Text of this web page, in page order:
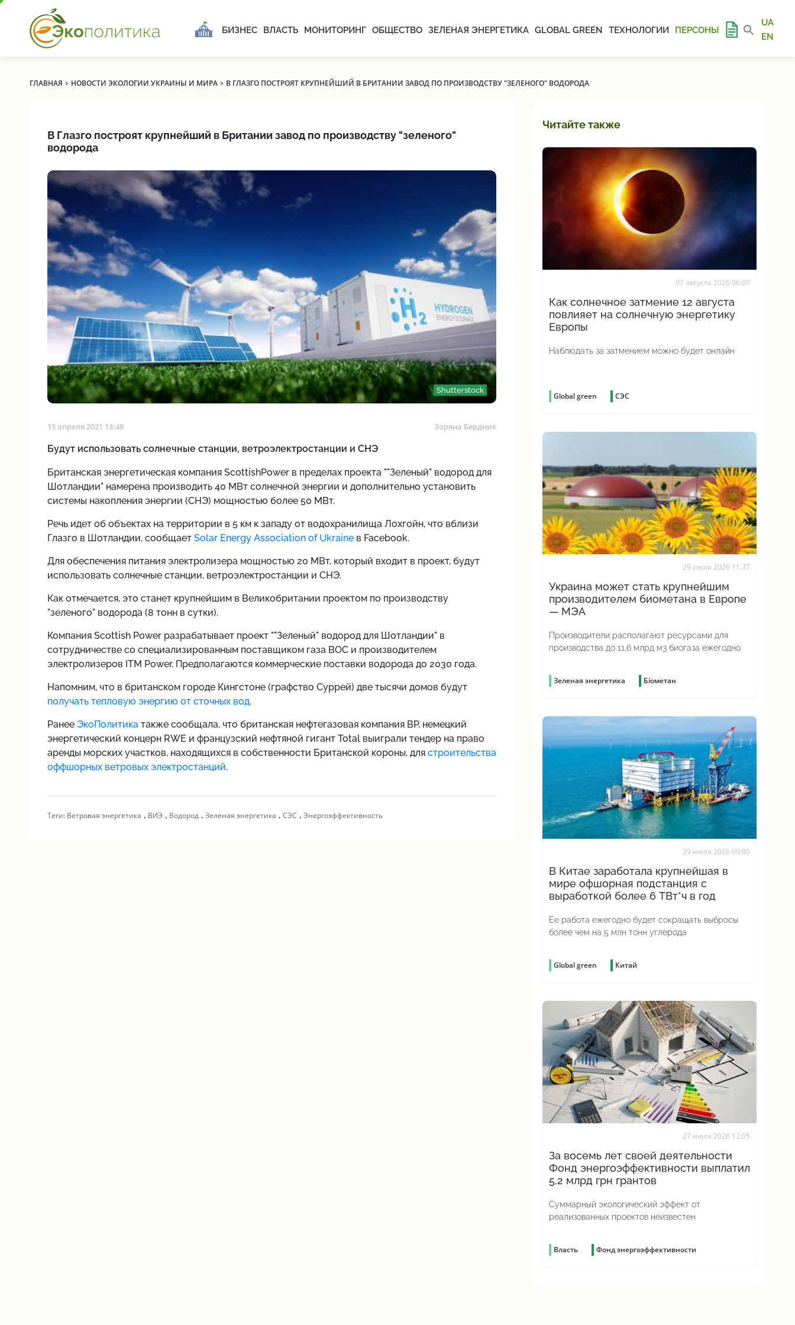
БИЗНЕС ВЛАСТЬ МОНИТОРИНГ ОБЩЕСТВО ЗЕЛЕНАЯ ЭНЕРГЕТИКА GLOBAL GREEN ТЕХНОЛОГИИ ПЕРСОНЫ
UA
EN
ГЛАВНАЯ › НОВОСТИ ЭКОЛОГИИ УКРАИНЫ И МИРА› В ГЛАЗГО ПОСТРОЯТ КРУПНЕЙШИЙ В БРИТАНИИ ЗАВОД ПО ПРОИЗВОДСТВУ "ЗЕЛЕНОГО" ВОДОРОДА
В Глазго построят крупнейший в Британии завод по производству "зеленого"
водорода
Shutterstock
15 апреля 2021 13:48 Зоряна Бердник
Будут использовать солнечные станции, ветроэлектростанции и СНЭ
Британская энергетическая компания ScottishPower в пределах проекта ""Зеленый" водород для
Шотландии" намерена производить 40 МВт солнечной энергии и дополнительно установить
системы накопления энергии (СНЭ) мощностью более 50 МВт.
Речь идет об объектах на территории в 5 км к западу от водохранилища Лохгойн, что вблизи
Глазго в Шотландии, сообщает Solar Energy Association of Ukraine в Facebook.
Для обеспечения питания электролизера мощностью 20 МВт, который входит в проект, будут
использовать солнечные станции, ветроэлектростанции и СНЭ.
Как отмечается, это станет крупнейшим в Великобритании проектом по производству
"зеленого" водорода (8 тонн в сутки).
Компания Scottish Power разрабатывает проект ""Зеленый" водород для Шотландии" в
сотрудничестве со специализированным поставщиком газа BOC и производителем
электролизеров ITM Power. Предполагаются коммерческие поставки водорода до 2030 года.
Напомним, что в британском городе Кингстоне (графство Суррей) две тысячи домов будут
получать тепловую энергию от сточных вод.
Ранее ЭкоПолитика также сообщала, что британская нефтегазовая компания BP, немецкий
энергетический концерн RWE и французский нефтяной гигант Total выиграли тендер на право
аренды морских участков, находящихся в собственности Британской короны, для строительства
оффшорных ветровых электростанций.
Теги: Ветровая энергетика , ВИЭ , Водород, Зеленая энергетика , СЭС , Энергоэффективность
Читайте также
07 августа 2026 06:00
Как солнечное затмение 12 августа
повлияет на солнечную энергетику
Европы
Наблюдать за затмением можно будет онлайн
Global green СЭС
29 июля 2026 11:37
Украина может стать крупнейшим
производителем биометана в Европе
— МЭА
Производители располагают ресурсами для
производства до 11,6 млрд м3 биогаза ежегодно
Зеленая энергетика Біометан
29 июля 2026 09:00
В Китае заработала крупнейшая в
мире офшорная подстанция с
выработкой более 6 ТВт*ч в год
Ее работа ежегодно будет сокращать выбросы
более чем на 5 млн тонн углерода
Global green Китай
27 июля 2026 12:05
За восемь лет своей деятельности
Фонд энергоэффективности выплатил
5,2 млрд грн грантов
Суммарный экологический эффект от
реализованных проектов неизвестен
Власть Фонд энергоэффективности